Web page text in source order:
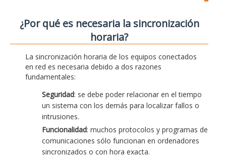
¿Por qué es necesaria la sincronización
horaria?
La sincronización horaria de los equipos conectados
en red es necesaria debido a dos razones
fundamentales:
Seguridad: se debe poder relacionar en el tiempo
un sistema con los demás para localizar fallos o
intrusiones.
Funcionalidad: muchos protocolos y programas de
comunicaciones sólo funcionan en ordenadores
sincronizados o con hora exacta.